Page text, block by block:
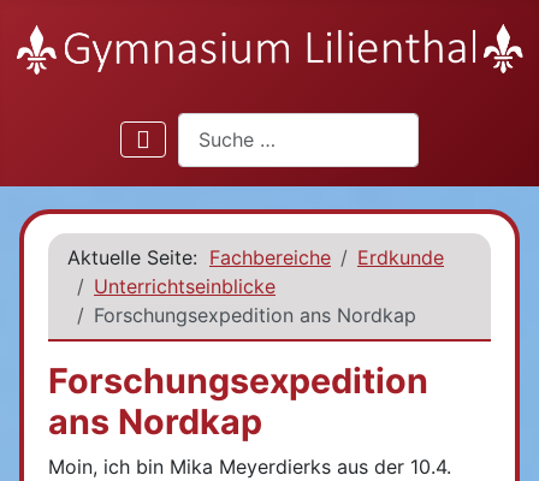
Suchen
Aktuelle Seite: Fachbereiche
Erdkunde
Unterrichtseinblicke
Forschungsexpedition ans Nordkap
Forschungsexpedition
ans Nordkap
Moin, ich bin Mika Meyerdierks aus der 10.4.